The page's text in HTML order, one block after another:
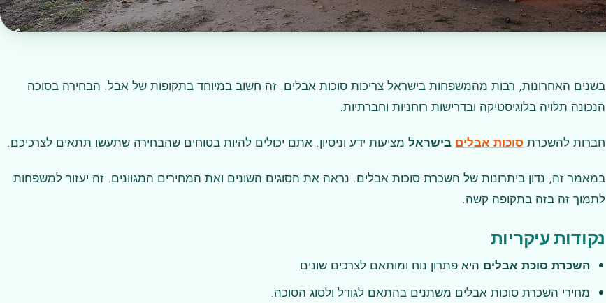
בשנים האחרונות, רבות מהמשפחות בישראל צריכות סוכות אבלים. זה חשוב במיוחד בתקופות של אבל. הבחירה בסוכה
הנכונה תלויה בלוגיסטיקה ובדרישות רוחניות וחברתיות.
חברות להשכרת סוכות אבלים בישראלמציעות ידע וניסיון. אתם יכולים להיות בטוחים שהבחירה שתעשו תתאים לצרכיכם.
במאמר זה, נדון ביתרונות של השכרת סוכות אבלים. נראה את הסוגים השונים ואת המחירים המגוונים. זה יעזור למשפחות
לתמוך זה בזה בתקופה קשה.
נקודות עיקריות
השכרת סוכת אבלים היא פתרון נוח ומותאם לצרכים שונים.
מחירי השכרת סוכות אבלים משתנים בהתאם לגודל ולסוג הסוכה.